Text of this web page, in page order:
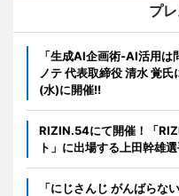
プ
「生成AI企画術-AI活用
ノテ 代表取締役 清水 覚
(水)に開催!!
RIZIN.54にて開催！「
ト」に出場する上田幹雄
「にじさんじ がんばらな